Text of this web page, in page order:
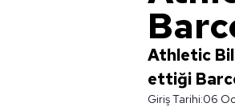
Athletic
ettiği
Giriş Tarihi:06